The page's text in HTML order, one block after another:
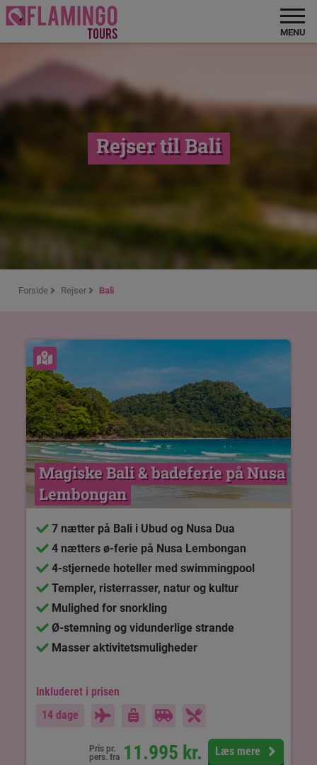
MENU
Rejser til Bali
Forside Rejser Bali
Magiske Bali & badeferie på Nusa
Lembongan
7 nætter på Bali i Ubud og Nusa Dua
4 nætters ø-ferie på Nusa Lembongan
4-stjernede hoteller med swimmingpool
Templer, risterrasser, natur og kultur
Mulighed for snorkling
Ø-stemning og vidunderlige strande
Masser aktivitetsmuligheder
Inkluderet i prisen
14 dage
Pris pr.
pers. fra 11.995 kr. Læs mere